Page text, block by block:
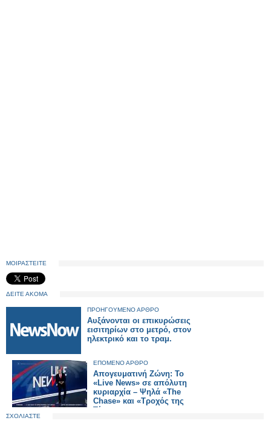
ΜΟΙΡΑΣΤΕΙΤΕ
ΔΕΙΤΕ ΑΚΟΜΑ
ΠΡΟΗΓΟΥΜΕΝΟ ΑΡΘΡΟ
Αυξάνονται οι επικυρώσεις
εισιτηρίων στο μετρό, στον
ηλεκτρικό και το τραμ.
ΕΠΟΜΕΝΟ ΑΡΘΡΟ
Απογευματινή Ζώνη: Το
«Live News» σε απόλυτη
κυριαρχία – Ψηλά «The
Chase» και «Τροχός της
Τύχης»
ΣΧΟΛΙΑΣΤΕ